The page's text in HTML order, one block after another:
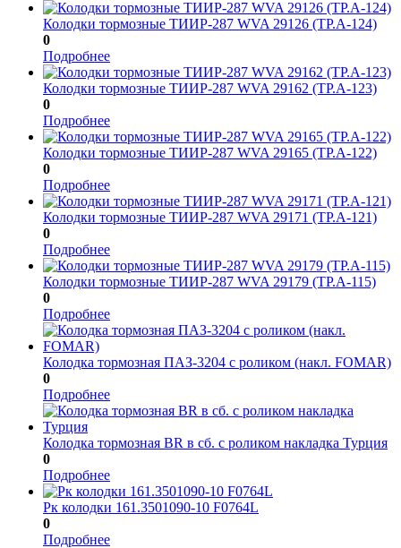
Колодки тормозные ТИИР-287 WVA 29126 (ТР.А-124)
0
Подробнее
Колодки тормозные ТИИР-287 WVA 29162 (ТР.А-123)
0
Подробнее
Колодки тормозные ТИИР-287 WVA 29165 (ТР.А-122)
0
Подробнее
Колодки тормозные ТИИР-287 WVA 29171 (ТР.А-121)
0
Подробнее
Колодки тормозные ТИИР-287 WVA 29179 (ТР.А-115)
0
Подробнее
Колодка тормозная ПАЗ-3204 с роликом (накл. FOMAR)
0
Подробнее
Колодка тормозная BR в сб. с роликом накладка Турция
0
Подробнее
Рк колодки 161.3501090-10 F0764L
0
Подробнее